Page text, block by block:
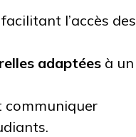
facilitant l’accès des
adaptées à un
communiquer